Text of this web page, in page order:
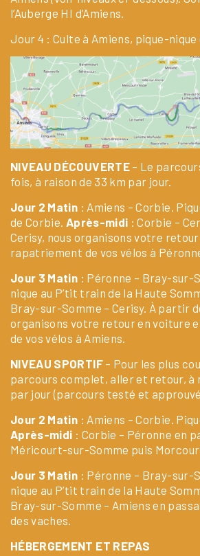
l’Auberge HI d’Amiens.
Jour 4 : Culte à Amiens, pique-
NIVEAU DÉCOUVERTE – Le
fois, à raison de 33 km par jour.
Jour 2 Matin : Amiens – Corbie.
de Corbie. Après-midi : Corbie –
Cerisy, nous organisons votre
rapatriement de vos vélos à
Jour 3 Matin : Péronne – Bray-sur-
nique au P’tit train de la Haute
Bray-sur-Somme – Cerisy. À partir
organisons votre retour en voiture
de vos vélos à Amiens.
NIVEAU SPORTIF – Pour les plus
parcours complet, aller et retour, à
par jour (parcours testé et
Jour 2 Matin : Amiens – Corbie.
Après-midi : Corbie – Péronne en
Méricourt-sur-Somme puis
Jour 3 Matin : Péronne – Bray-sur-
nique au P’tit train de la Haute
Bray-sur-Somme – Amiens en
des vaches.
HÉBERGEMENT ET REPAS